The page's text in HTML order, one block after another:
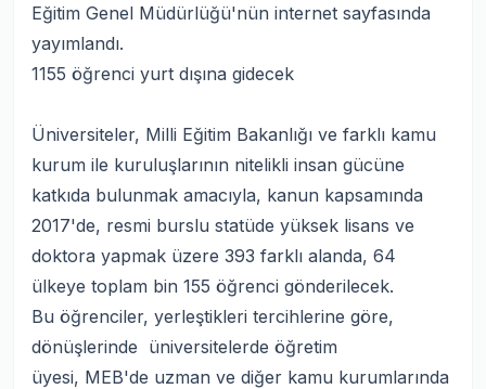
Eğitim Genel Müdürlüğü'nün internet sayfasında
yayımlandı.
1155 öğrenci yurt dışına gidecek
Üniversiteler, Milli Eğitim Bakanlığı ve farklı kamu
kurum ile kuruluşlarının nitelikli insan gücüne
katkıda bulunmak amacıyla, kanun kapsamında
2017'de, resmi burslu statüde yüksek lisans ve
doktora yapmak üzere 393 farklı alanda, 64
ülkeye toplam bin 155 öğrenci gönderilecek.
Bu öğrenciler, yerleştikleri tercihlerine göre,
dönüşlerinde üniversitelerde öğretim
üyesi, MEB'de uzman ve diğer kamu kurumlarında